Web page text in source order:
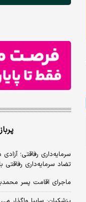
سرمایه‌داری رفاقتی؛
تضاد سرمایه‌داری رفاقتی
ماجرای اقامت پسر